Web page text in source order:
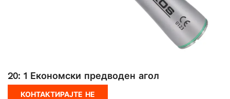
20: 1 Економски предводен агол
КОНТАКТИРАЈТЕ НЕ